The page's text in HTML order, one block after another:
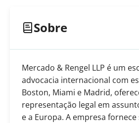
Sobre
Mercado & Rengel LLP é um
advocacia internacional com
Boston, Miami e Madrid,
representação legal em
e a Europa. A empresa fornece